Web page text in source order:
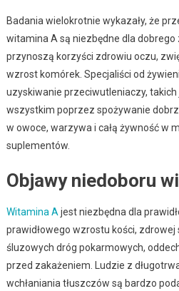
Badania wielokrotnie wykazały, że
witamina A są niezbędne dla dobrego
przynoszą korzyści zdrowiu oczu,
wzrost komórek. Specjaliści od
uzyskiwanie przeciwutleniaczy,
wszystkim poprzez spożywanie
w owoce, warzywa i całą żywność w
suplementów.
Objawy niedoboru
Witamina A jest niezbędna dla
prawidłowego wzrostu kości, zdrowej
śluzowych dróg pokarmowych,
przed zakażeniem. Ludzie z
wchłaniania tłuszczów są bardzo